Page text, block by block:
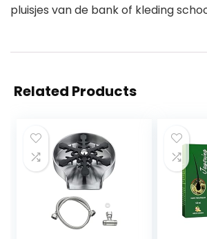
pluisjes van de bank of kleding
Related Products